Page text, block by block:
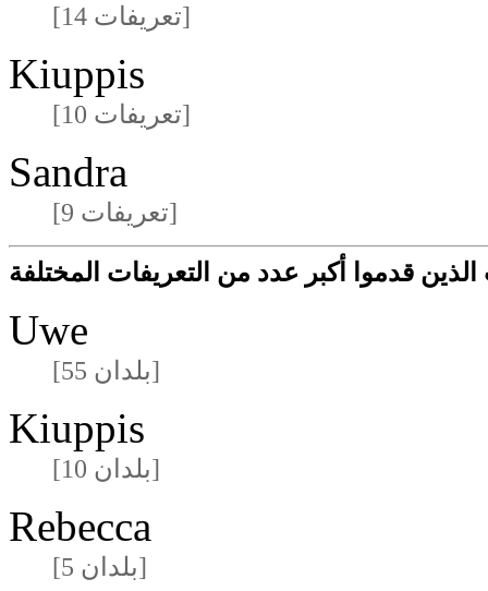
[14 تعريفات]
Kiuppis
[10 تعريفات]
Sandra
[9 تعريفات]
قدموا أكبر عدد من التعريفات المختلفة
Uwe
[55 بلدان]
Kiuppis
[10 بلدان]
Rebecca
[5 بلدان]